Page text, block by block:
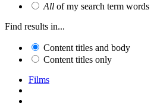
All of my search term words
Find results in...
Content titles and body
Content titles only
Films